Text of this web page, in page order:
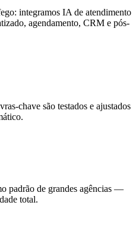
integramos IA de atendimento
agendamento, CRM e pós-
chave são testados e ajustados
padrão de grandes agências —
total.